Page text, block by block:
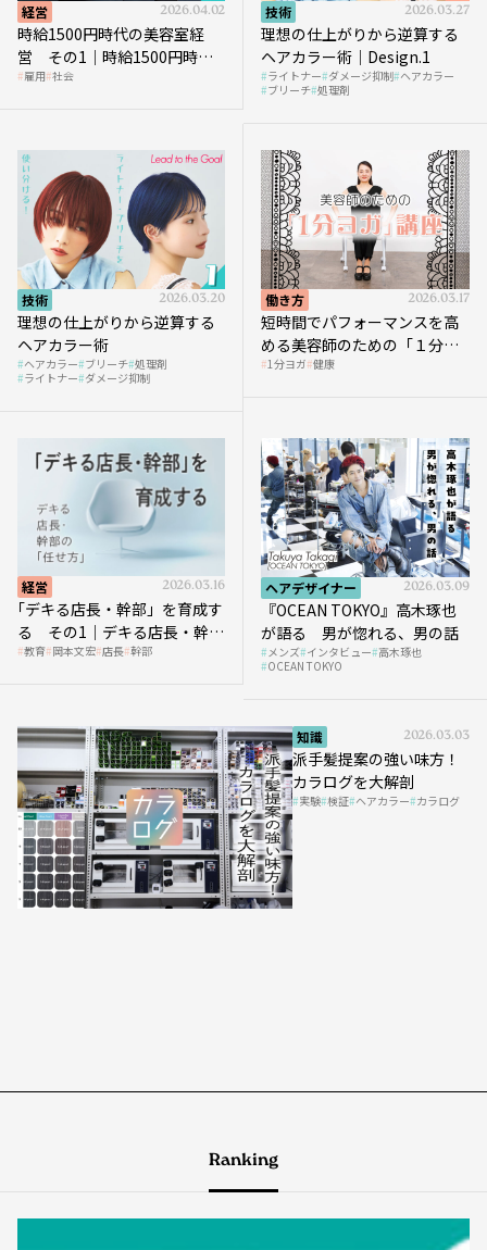
経営 2026.04.02
時給1500円時代の美容室経
営 その1｜時給1500円時代
へ向かう社会的背景
雇用 社会
技術 2026.03.27
理想の仕上がりから逆算する
ヘアカラー術｜Design.1
ライトナー ダメージ抑制 ヘアカラー
ブリーチ 処理剤
技術 2026.03.20
理想の仕上がりから逆算する
ヘアカラー術
ヘアカラー ブリーチ 処理剤
ライトナー ダメージ抑制
働き方 2026.03.17
短時間でパフォーマンスを高
める美容師のための「１分ヨ
ガ」講座｜実践編
1分ヨガ 健康
経営 2026.03.16
｢デキる店長・幹部」を育成す
る その1｜デキる店長・幹部
の「任せ方」
教育 岡本文宏 店長 幹部
ヘアデザイナー 2026.03.09
『OCEAN TOKYO』高木琢也
が語る 男が惚れる、男の話
メンズ インタビュー 高木琢也
OCEAN TOKYO
知識 2026.03.03
派手髪提案の強い味方！
カラログを大解剖
実験 検証 ヘアカラー カラログ
Ranking